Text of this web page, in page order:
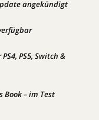
angekündigt
PS5, Switch &
Book – im Test